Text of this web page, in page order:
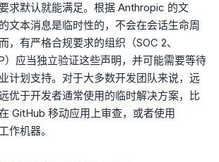
求默认就能满足。根据 Anthropic 的文
文本消息是临时性的，不会在会话生命周
，有严格合规要求的组织（SOC 2、
）应当独立验证这些声明，并可能需要等待
计划支持。对于大多数开发团队来说，远
优于开发者通常使用的临时解决方案，比
GitHub 移动应用上审查，或者使用
作机器。